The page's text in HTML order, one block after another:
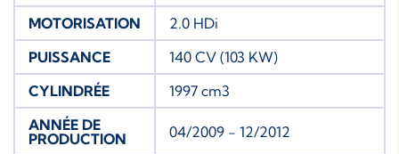
MOTORISATION
2.0 HDi
PUISSANCE
140 CV (103 KW)
CYLINDRÉE
1997 cm3
ANNÉE DE
PRODUCTION
04/2009 - 12/2012